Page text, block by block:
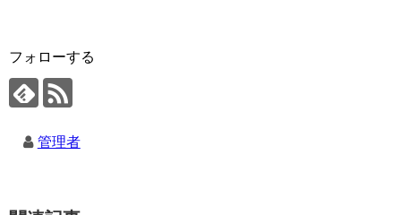
フォローする
管理者